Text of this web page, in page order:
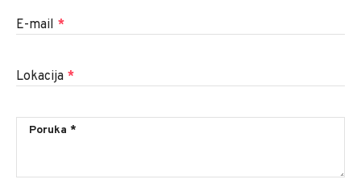
E-mail *
Lokacija *